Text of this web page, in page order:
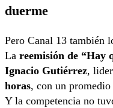
duerme
Pero Canal 13 también
La reemisión de “Hay
Ignacio Gutiérrez,
horas, con un promedio
Y la competencia no